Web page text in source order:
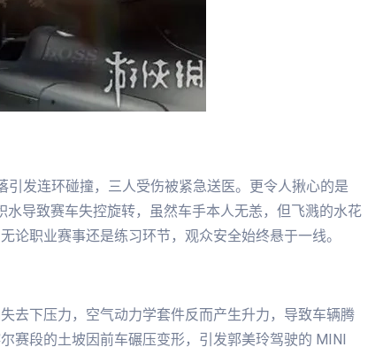
发连环碰撞，三人受伤被紧急送医。更令人揪心的是
导致赛车失控旋转，虽然车手本人无恙，但飞溅的水花
论职业赛事还是练习环节，观众安全始终悬于一线。
去下压力，空气动力学套件反而产生升力，导致车辆腾
赛段的土坡因前车碾压变形，引发郭美玲驾驶的 MINI